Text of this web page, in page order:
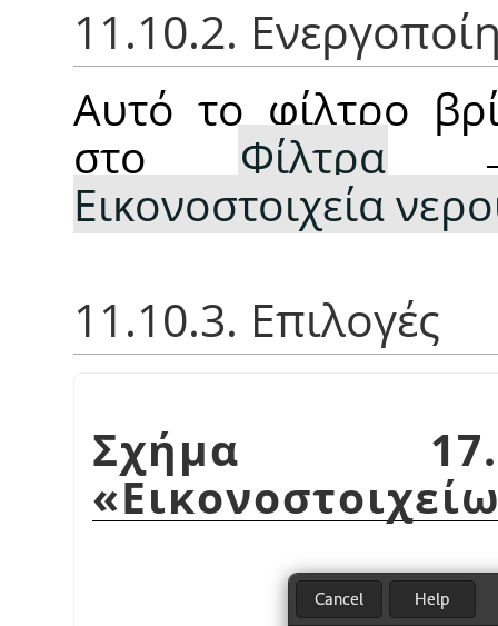
11.10.2.
Αυτό το φίλτρο
στο Φίλτρα
Εικονοστοιχεία
11.10.3. Επιλογές
Σχήμα
«